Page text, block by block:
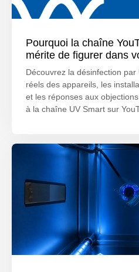
Pourquoi la chaîne
mérite de figurer dans
Découvrez la désinfection
réels des appareils, les
et les réponses aux
à la chaîne UV Smart sur